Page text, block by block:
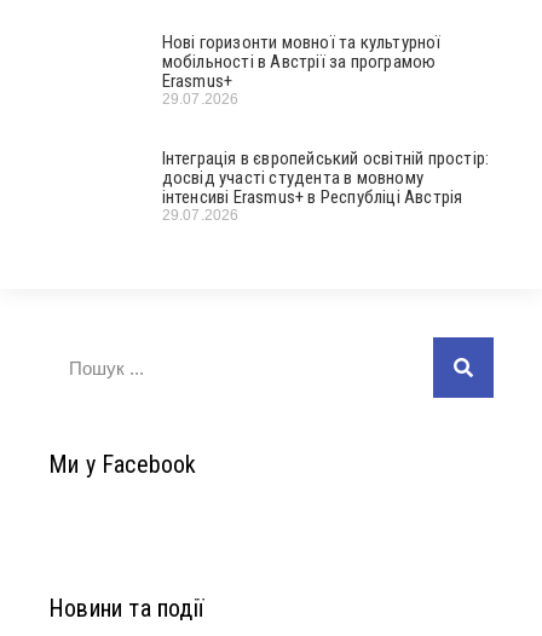
Нові горизонти мовної та культурної
мобільності в Австрії за програмою
Erasmus+
29.07.2026
Інтеграція в європейський освітній простір:
досвід участі студента в мовному
інтенсиві Erasmus+ в Республіці Австрія
29.07.2026
Ми у Facebook
Новини та події